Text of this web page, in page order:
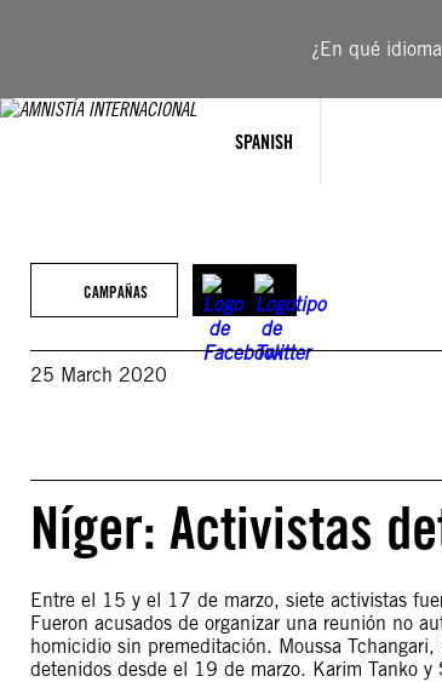
¿En qué
SPANISH
CAMPAÑAS
25 March 2020
Níger: Activistas
Entre el 15 y el 17 de marzo, siete activistas
Fueron acusados de organizar una reunión no
homicidio sin premeditación. Moussa
detenidos desde el 19 de marzo. Karim Tanko